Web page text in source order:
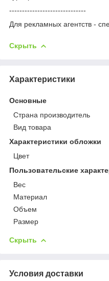
------------------------------
Для рекламных агентств -
Скрыть
Характеристики
Основные
Страна производитель
Вид товара
Характеристики обложки
Цвет
Пользовательские
Вес
Материал
Объем
Размер
Скрыть
Условия доставки